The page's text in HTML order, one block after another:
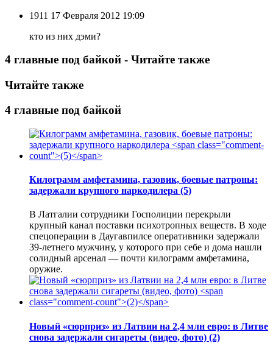
1911 17 Февраля 2012 19:09
кто из них дэми?
4 главные под байкой - Читайте также
Читайте также
4 главные под байкой
Килограмм амфетамина, газовик, боевые патроны:
задержали крупного наркодилера (5)
В Латгалии сотрудники Госполиции перекрыли
крупный канал поставки психотропных веществ. В ходе
спецоперации в Даугавпилсе оперативники задержали
39-летнего мужчину, у которого при себе и дома нашли
солидный арсенал — почти килограмм амфетамина,
оружие.
Новый «сюрприз» из Латвии на 2,4 млн евро: в Литве
снова задержали сигареты (видео, фото) (2)